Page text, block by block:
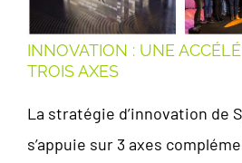
INNOVATION : UNE
TROIS AXES
La stratégie d’innovation de
s’appuie sur 3 axes